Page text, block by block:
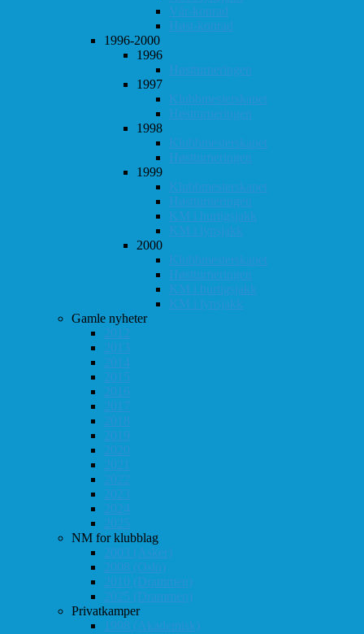
Vår-konrad
Høst-konrad
1996-2000
1996
Høstturneringen
1997
Klubbmesterskapet
Høstturneringen
1998
Klubbmesterskapet
Høstturneringen
1999
Klubbmesterskapet
Høstturneringen
KM i hurtigsjakk
KM i lynsjakk
2000
Klubbmesterskapet
Høstturneringen
KM i hurtigsjakk
KM i lynsjakk
Gamle nyheter
2012
2013
2014
2015
2016
2017
2018
2019
2020
2021
2022
2023
2024
2025
NM for klubblag
2003 (Asker)
2008 (Oslo)
2010 (Drammen)
2025 (Drammen)
Privatkamper
1998 (Akademisk)